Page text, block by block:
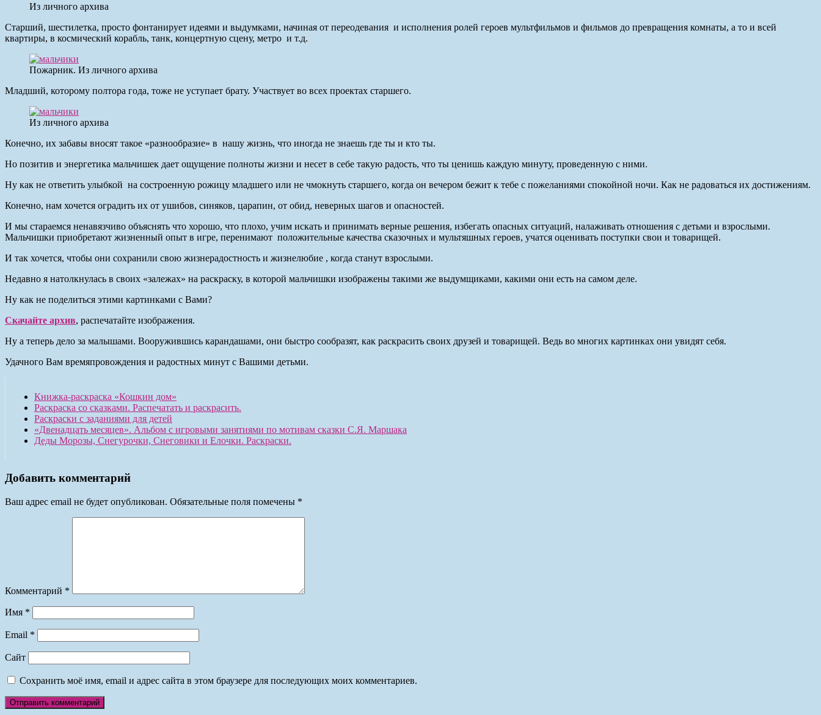
Из личного архива
Старший, шестилетка, просто фонтанирует идеями и выдумками, начиная от переодевания и исполнения ролей героев мультфильмов и фильмов до превращения комнаты, а то и всей
квартиры, в космический корабль, танк, концертную сцену, метро и т.д.
Пожарник. Из личного архива
Младший, которому полтора года, тоже не уступает брату. Участвует во всех проектах старшего.
Из личного архива
Конечно, их забавы вносят такое «разнообразие» в нашу жизнь, что иногда не знаешь где ты и кто ты.
Но позитив и энергетика мальчишек дает ощущение полноты жизни и несет в себе такую радость, что ты ценишь каждую минуту, проведенную с ними.
Ну как не ответить улыбкой на состроенную рожицу младшего или не чмокнуть старшего, когда он вечером бежит к тебе с пожеланиями спокойной ночи. Как не радоваться их достижениям.
Конечно, нам хочется оградить их от ушибов, синяков, царапин, от обид, неверных шагов и опасностей.
И мы стараемся ненавязчиво объяснять что хорошо, что плохо, учим искать и принимать верные решения, избегать опасных ситуаций, налаживать отношения с детьми и взрослыми.
Мальчишки приобретают жизненный опыт в игре, перенимают положительные качества сказочных и мультяшных героев, учатся оценивать поступки свои и товарищей.
И так хочется, чтобы они сохранили свою жизнерадостность и жизнелюбие , когда станут взрослыми.
Недавно я натолкнулась в своих «залежах» на раскраску, в которой мальчишки изображены такими же выдумщиками, какими они есть на самом деле.
Ну как не поделиться этими картинками с Вами?
Скачайте архив, распечатайте изображения.
Ну а теперь дело за малышами. Вооружившись карандашами, они быстро сообразят, как раскрасить своих друзей и товарищей. Ведь во многих картинках они увидят себя.
Удачного Вам времяпровождения и радостных минут с Вашими детьми.
Книжка-раскраска «Кошкин дом»
Раскраска со сказками. Распечатать и раскрасить.
Раскраски с заданиями для детей
«Двенадцать месяцев». Альбом с игровыми занятиями по мотивам сказки С.Я. Маршака
Деды Морозы, Снегурочки, Снеговики и Елочки. Раскраски.
Добавить комментарий
Ваш адрес email не будет опубликован. Обязательные поля помечены *
Комментарий *
Имя *
Email *
Сайт
Сохранить моё имя, email и адрес сайта в этом браузере для последующих моих комментариев.